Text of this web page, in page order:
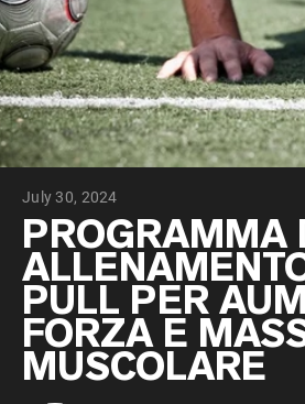
Proteina di piselli
Proteine del
Allevamento al
Peptidi di
Whey al
alimentate a
Whey di erba
Siero di latte da
Shop All Protein
VEGAN PROTEIN Best Seller
Proteina di piselli
July 30, 2024
PROGRAMMA
PULL PER
FORZA E
MUSCOLARE